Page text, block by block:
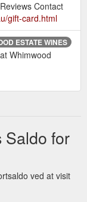
Contact
gift-card.html
ESTATE WINES
Whimwood
Saldo for
ved at visit